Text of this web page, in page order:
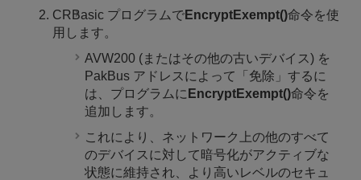
CRBasic プログラムでEncryptExempt()命令を使
用します。
AVW200 (またはその他の古いデバイス) を
PakBus アドレスによって「免除」するに
は、プログラムに EncryptExempt()命令を
追加します。
これにより、ネットワーク上の他のすべて
のデバイスに対して暗号化がアクティブな
状態に維持され、より高いレベルのセキュ